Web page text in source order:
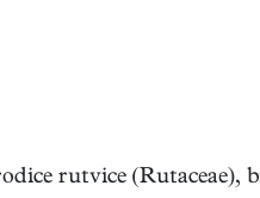
rutvice (Rutaceae),